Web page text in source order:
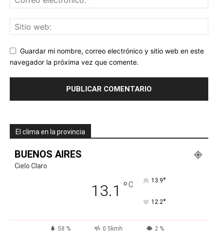
Guardar mi nombre, correo electrónico y sitio web en este
navegador la próxima vez que comente.
El clima en la provincia
BUENOS AIRES
Cielo Claro
13.1 °C 13.9°
12.2°
58 % 0.5kmh 2 %